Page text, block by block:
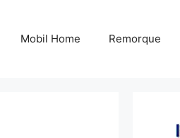
Mobil Home Remorque